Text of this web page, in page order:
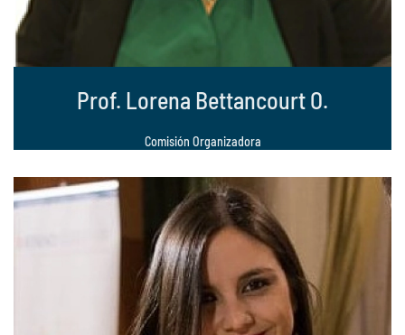
Prof. Lorena Bettancourt O.
Comisión Organizadora